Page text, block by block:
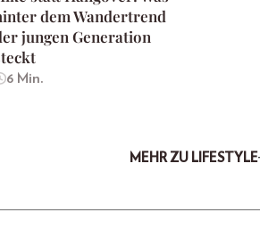
dem Wandertrend
jungen Generation
6 Min.
MEHR ZU LIFESTYLE